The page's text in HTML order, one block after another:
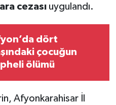
cezasıuygulandı.
dört
çocuğun
ölümü
Afyonkarahisar İl